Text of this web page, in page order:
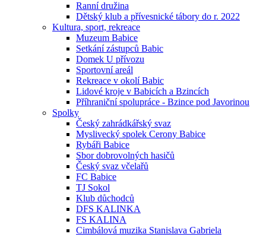
Ranní družina
Dětský klub a přívesnické tábory do r. 2022
Kultura, sport, rekreace
Muzeum Babice
Setkání zástupců Babic
Domek U přívozu
Sportovní areál
Rekreace v okolí Babic
Lidové kroje v Babicích a Bzincích
Příhraniční spolupráce - Bzince pod Javorinou
Spolky
Český zahrádkářský svaz
Myslivecký spolek Cerony Babice
Rybáři Babice
Sbor dobrovolných hasičů
Český svaz včelařů
FC Babice
TJ Sokol
Klub důchodců
DFS KALINKA
FS KALINA
Cimbálová muzika Stanislava Gabriela